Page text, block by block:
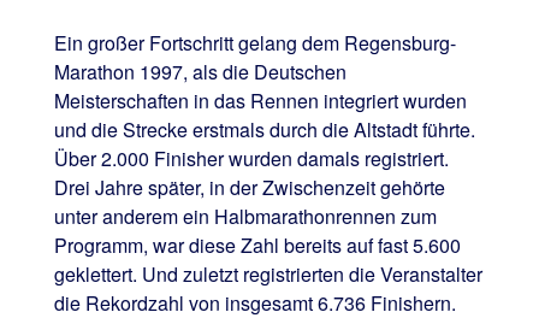
Ein großer Fortschritt gelang dem Regensburg-
Marathon 1997, als die Deutschen
Meisterschaften in das Rennen integriert wurden
und die Strecke erstmals durch die Altstadt führte.
Über 2.000 Finisher wurden damals registriert.
Drei Jahre später, in der Zwischenzeit gehörte
unter anderem ein Halbmarathonrennen zum
Programm, war diese Zahl bereits auf fast 5.600
geklettert. Und zuletzt registrierten die Veranstalter
die Rekordzahl von insgesamt 6.736 Finishern.